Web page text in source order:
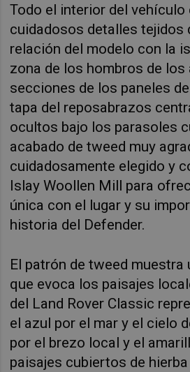
Todo el interior del vehículo
cuidadosos detalles tejidos
relación del modelo con la
zona de los hombros de los
secciones de los paneles
tapa del reposabrazos
ocultos bajo los parasoles
acabado de tweed muy
cuidadosamente elegido y
Islay Woollen Mill para
única con el lugar y su
historia del Defender.
El patrón de tweed muestra
que evoca los paisajes
del Land Rover Classic
el azul por el mar y el cielo
por el brezo local y el
paisajes cubiertos de